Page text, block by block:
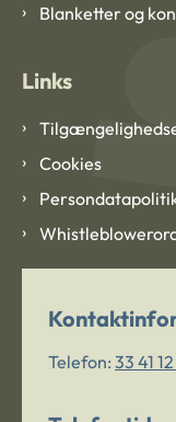
Blanketter og
Links
Cookies
Telefon: 33 41